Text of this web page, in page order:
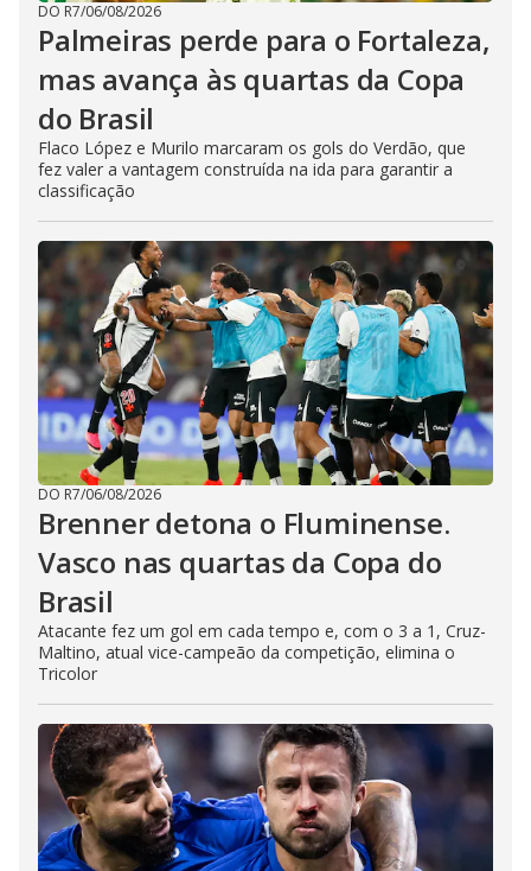
DO R7/06/08/2026
Palmeiras perde para o Fortaleza,
mas avança às quartas da Copa
do Brasil
Flaco López e Murilo marcaram os gols do Verdão, que
fez valer a vantagem construída na ida para garantir a
classificação
DO R7/06/08/2026
Brenner detona o Fluminense.
Vasco nas quartas da Copa do
Brasil
Atacante fez um gol em cada tempo e, com o 3 a 1, Cruz-
Maltino, atual vice-campeão da competição, elimina o
Tricolor